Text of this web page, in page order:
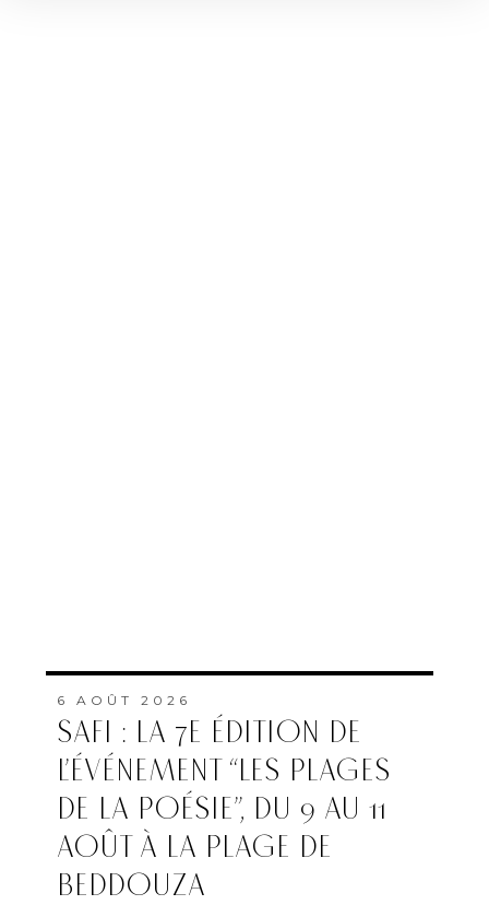
6 AOÛT 2026
SAFI : LA 7E ÉDITION DE
L’ÉVÉNEMENT “LES PLAGES
DE LA POÉSIE”, DU 9 AU 11
AOÛT À LA PLAGE DE
BEDDOUZA